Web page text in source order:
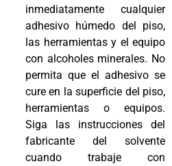
inmediatamente cualquier
adhesivo húmedo del piso,
las herramientas y el equipo
con alcoholes minerales. No
permita que el adhesivo se
cure en la superficie del piso,
herramientas o equipos.
Siga las instrucciones del
fabricante del solvente
cuando trabaje con